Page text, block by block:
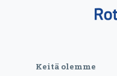
Keitä olemme